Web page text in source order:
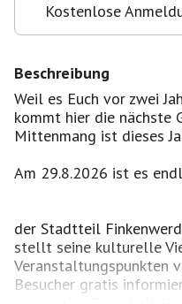
Kostenlose
Beschreibung
Weil es Euch vor zwei
kommt hier die nächste
Mittenmang ist dieses
Am 29.8.2026 ist es
der Stadtteil
stellt seine kulturelle
Veranstaltungspunkten
Besucher gratis